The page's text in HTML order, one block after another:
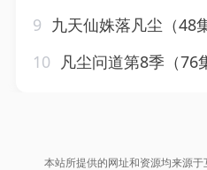
9 九天仙姝落凡尘（48
10 凡尘问道第8季（76
本站所提供的网址和资源均来源